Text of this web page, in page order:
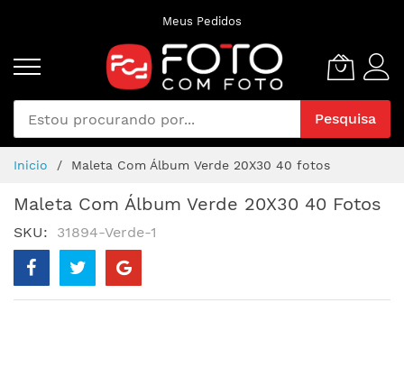
conteúdo
Meus Pedidos
Pesquisa
Inicio Maleta Com Álbum Verde 20X30 40 fotos
Maleta Com Álbum Verde 20X30 40 Fotos
SKU 31894-Verde-1